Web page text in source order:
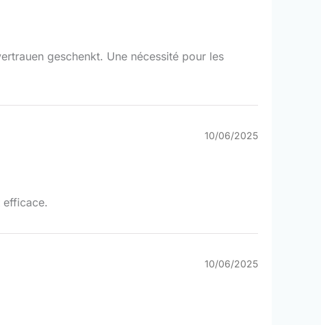
geschenkt. Une nécessité pour les
10/06/2025
efficace.
10/06/2025